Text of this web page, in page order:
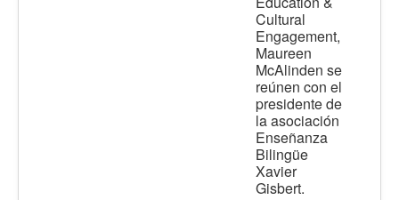
Cultural
Engagement,
Maureen
McAlinden se
reúnen con el
presidente de
la asociación
Enseñanza
Bilingüe
Xavier
Gisbert.